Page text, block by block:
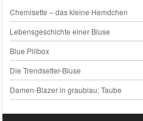
Chemisette – das kleine Hemdchen
Lebensgeschichte einer Bluse
Blue Pillbox
Die Trendsetter-Bluse
Damen-Blazer in graublau: Taube